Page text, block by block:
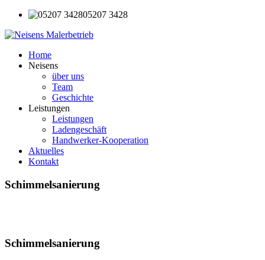
05207 3428
Home
Neisens
über uns
Team
Geschichte
Leistungen
Leistungen
Ladengeschäft
Handwerker-Kooperation
Aktuelles
Kontakt
Schimmelsanierung
Schimmelsanierung